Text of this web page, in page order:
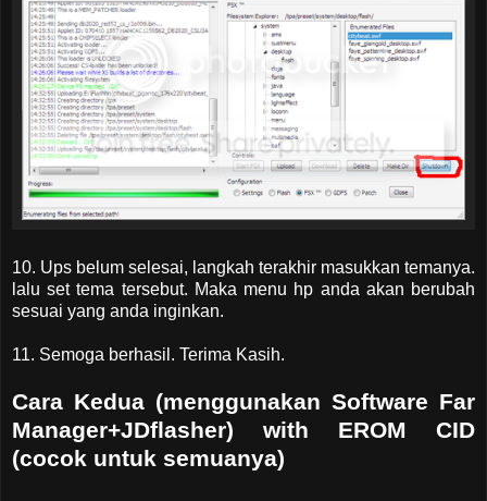
10. Ups belum selesai, langkah terakhir masukkan temanya.
lalu set tema tersebut. Maka menu hp anda akan berubah
sesuai yang anda inginkan.
11. Semoga berhasil. Terima Kasih.
Cara Kedua (menggunakan Software Far
Manager+JDflasher) with EROM CID
(cocok untuk semuanya)